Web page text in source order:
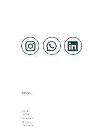
MENU
Inicio
Mi Bio
Servicios
Blog
Contacto